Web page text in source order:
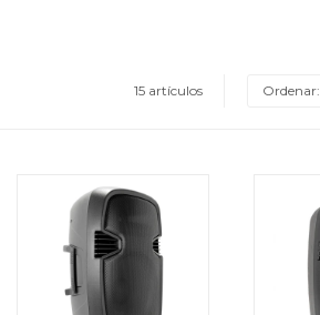
15 artículos